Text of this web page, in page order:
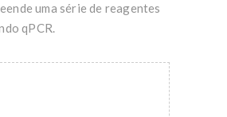
uma série de reagentes
qPCR.